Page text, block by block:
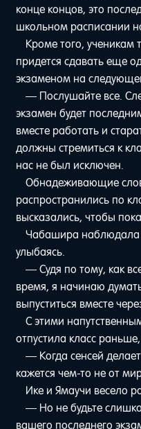
конце концов, это
школьном расписании
Кроме того, ученикам
придется сдавать еще
экзаменом на
— Послушайте все.
экзамен будет
вместе работать и
должны стремиться к
нас не был исключен.
Обнадеживающие
распространились по
высказались, чтобы
Чабашира наблюдала
улыбаясь.
— Судя по тому, как
время, я начинаю
выпуститься вместе
С этими
отпустила класс
— Когда сенсей
кажется чем-то не от
Ике и Ямаучи весело
— Но не будьте
вашего последнего